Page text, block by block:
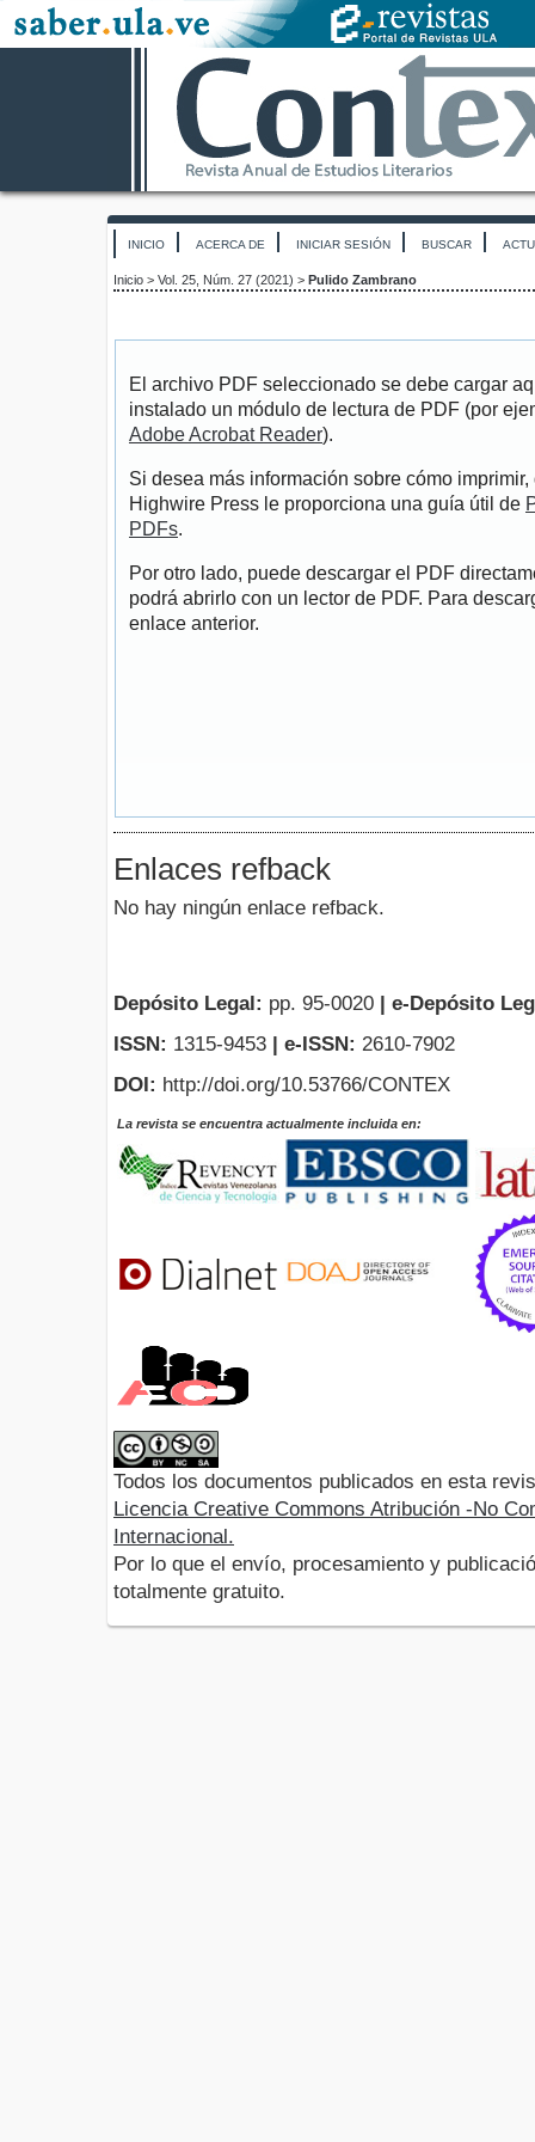
INICIO ACERCA DE INICIAR SESIÓN BUSCAR
Inicio > Vol. 25, Núm. 27 (2021) > Pulido Zambrano
El archivo PDF seleccionado se debe cargar
instalado un módulo de lectura de PDF (por
Adobe Acrobat Reader).
Si desea más información sobre cómo
Highwire Press le proporciona una guía útil de
PDFs.
Por otro lado, puede descargar el PDF
podrá abrirlo con un lector de PDF. Para
enlace anterior.
Enlaces refback
No hay ningún enlace refback.
Depósito Legal: pp. 95-0020 | e-Depósito
ISSN: 1315-9453 | e-ISSN: 2610-7902
DOI: http://doi.org/10.53766/CONTEX
La revista se encuentra actualmente incluida en:
Todos los documentos publicados en esta
Licencia Creative Commons Atribución -No
Internacional.
Por lo que el envío, procesamiento y
totalmente gratuito.